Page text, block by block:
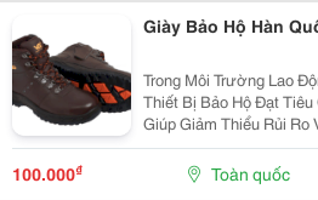
Giày Bảo Hộ Hàn
Trong Môi Trường Lao
Thiết Bị Bảo Hộ Đạt Tiêu
Giúp Giảm Thiểu Rủi Ro
Việc. Nhiều Doanh
Đến Giày Bảo Hộ Hàn
Phân...
100.000₫ Toàn quốc